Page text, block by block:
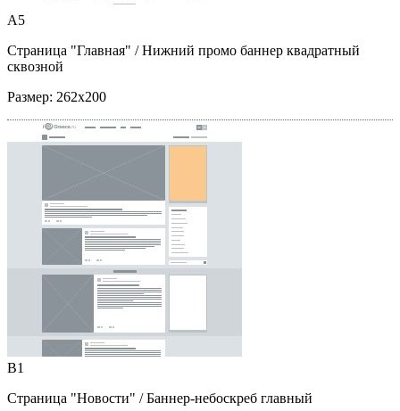
A5
Страница "Главная" / Нижний промо баннер квадратный
сквозной
Размер: 262x200
B1
Страница "Новости" / Баннер-небоскреб главный